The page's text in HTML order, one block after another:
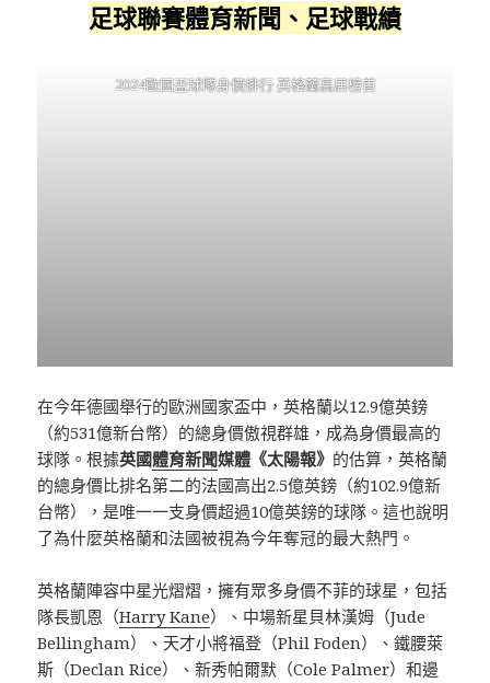
足球聯賽體育新聞、足球戰績
2024歐國盃球隊身價排行 英格蘭高居榜首
在今年德國舉行的歐洲國家盃中，英格蘭以12.9億英鎊
（約531億新台幣）的總身價傲視群雄，成為身價最高的
球隊。根據英國體育新聞媒體《太陽報》 的估算，英格蘭
的總身價比排名第二的法國高出2.5億英鎊（約102.9億新
台幣），是唯一一支身價超過10億英鎊的球隊。這也說明
了為什麼英格蘭和法國被視為今年奪冠的最大熱門。
英格蘭陣容中星光熠熠，擁有眾多身價不菲的球星，包括
隊長凱恩（Harry Kane）、中場新星貝林漢姆（Jude
Bellingham）、天才小將福登（Phil Foden）、鐵腰萊
斯（Declan Rice）、新秀帕爾默（Cole Palmer）和邊